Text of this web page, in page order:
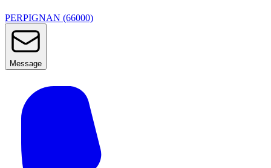
PERPIGNAN (66000)
Message